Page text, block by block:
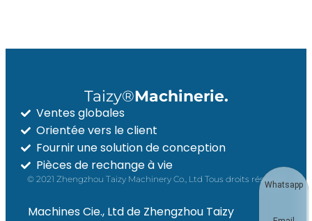
Taizy®Machinerie.
Ventes globales
Orientée vers le client
Fournir une solution de conception
Pièces de rechange à vie
© 2021 Zhengzhou Taizy Machinery Co., Ltd Tous droits réservés
Machines Cie., Ltd de Zhengzhou Taizy
Whatsapp